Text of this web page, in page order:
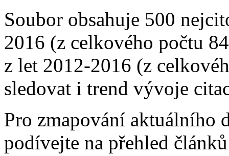
Soubor obsahuje 500
2016 (z celkového počtu
z let 2012-2016 (z
sledovat i trend vývoje
Pro zmapování aktuálního
podívejte na přehled